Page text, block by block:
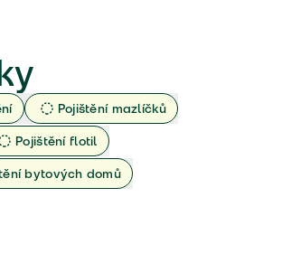
Pojištění mazlíčků
Pojištění flotil
bytových domů